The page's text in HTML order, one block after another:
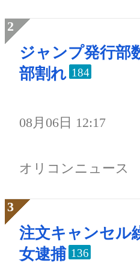
ジャンプ発行部
部割れ 184
08月06日 12:17
オリコンニュース
注文キャンセル
女逮捕 136